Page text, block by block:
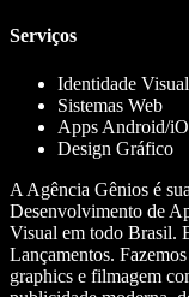
Serviços
Identidade Visual
Sistemas Web
Apps Android/
Design Gráfico
A Agência Gênios é
Desenvolvimento de
Visual em todo Brasil.
Lançamentos.
graphics e filmagem